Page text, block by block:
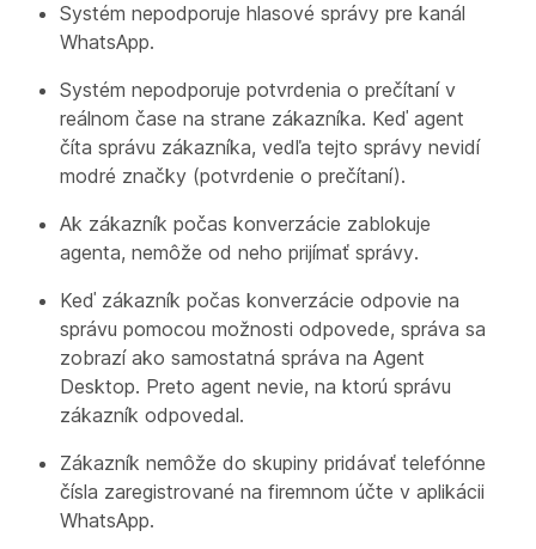
Systém nepodporuje hlasové správy pre kanál
WhatsApp.
Systém nepodporuje potvrdenia o prečítaní v
reálnom čase na strane zákazníka. Keď agent
číta správu zákazníka, vedľa tejto správy nevidí
modré značky (potvrdenie o prečítaní).
Ak zákazník počas konverzácie zablokuje
agenta, nemôže od neho prijímať správy.
Keď zákazník počas konverzácie odpovie na
správu pomocou možnosti odpovede, správa sa
zobrazí ako samostatná správa na Agent
Desktop. Preto agent nevie, na ktorú správu
zákazník odpovedal.
Zákazník nemôže do skupiny pridávať telefónne
čísla zaregistrované na firemnom účte v aplikácii
WhatsApp.